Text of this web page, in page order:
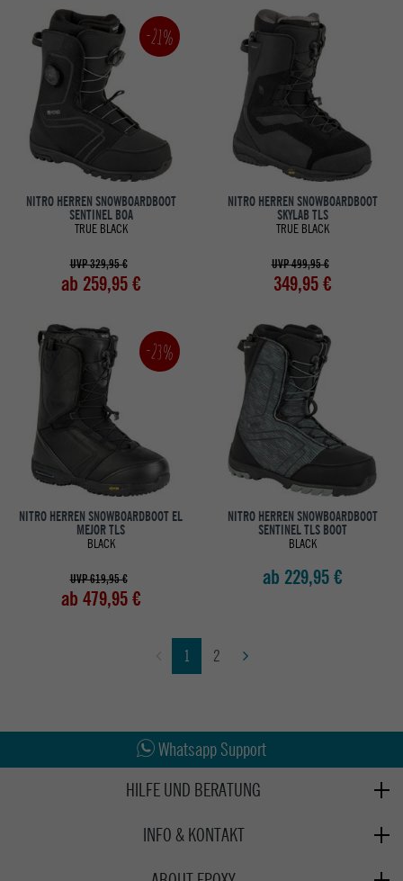
-21%
NITRO HERREN SNOWBOARDBOOT
SENTINEL BOA
TRUE BLACK
UVP 329,95 €
ab 259,95 €
NITRO HERREN SNOWBOARDBOOT
SKYLAB TLS
TRUE BLACK
UVP 499,95 €
349,95 €
-23%
NITRO HERREN SNOWBOARDBOOT EL
MEJOR TLS
BLACK
UVP 619,95 €
ab 479,95 €
NITRO HERREN SNOWBOARDBOOT
SENTINEL TLS BOOT
BLACK
ab 229,95 €
1 2
Whatsapp Support
HILFE UND BERATUNG
Retoure
INFO & KONTAKT